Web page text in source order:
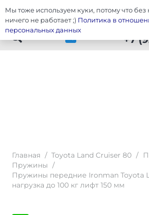
Тюнинг Cruiser 80
+7
Главная / Toyota Land Cruiser 80 /
Пружины /
Пружины передние Ironman Toyota
нагрузка до 100 кг лифт 150 мм
Мы тоже используем куки, потому что без
ничего не работает ;) Политика в
персональных данных